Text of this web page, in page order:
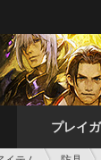
プレイ